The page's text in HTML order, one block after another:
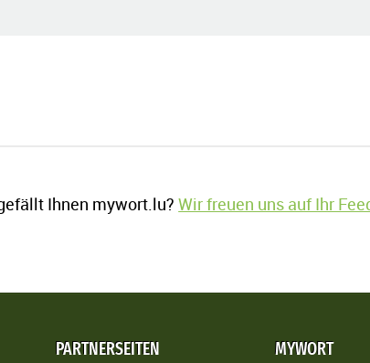
Ihnen mywort.lu?Wir freuen uns auf Ihr
PARTNERSEITEN MYWORT